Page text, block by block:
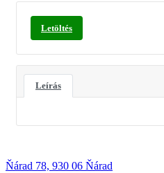
Letöltés
Leírás
Ňárad 78, 930 06 Ňárad